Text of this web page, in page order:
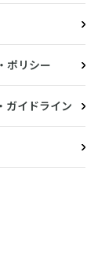
ポリシー
ガイドライン